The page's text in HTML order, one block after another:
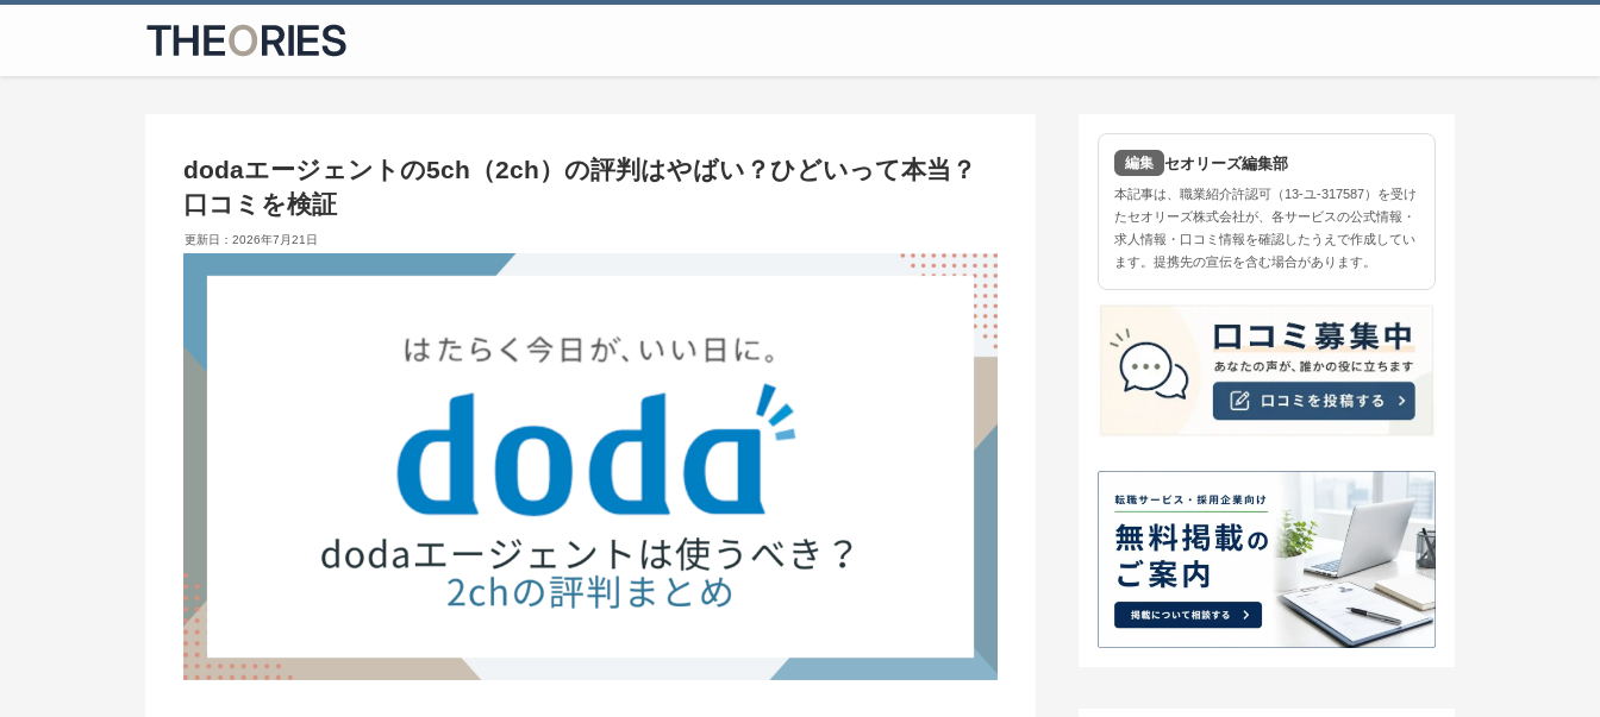
dodaエージェントの5ch（2ch）の評判はやばい？ひどいって本当？
口コミを検証
2026年7月21日
編集 セオリーズ編集部
本記事は、職業紹介許認可（13-ユ-317587）を受け
たセオリーズ株式会社が、各サービスの公式情報・
求人情報・口コミ情報を確認したうえで作成してい
ます。提携先の宣伝を含む場合があります。